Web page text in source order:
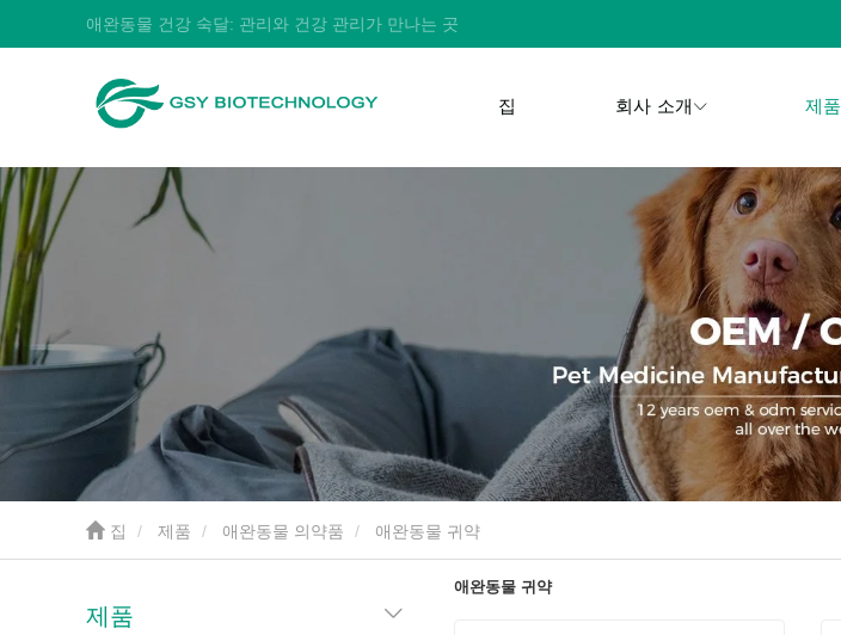
애완동물 건강 숙달: 관리와 건강 관리가 만나는 곳
집 회사 소개 제품
집 제품 애완동물 의약품 애완동물 귀약
제품
애완동물 귀약